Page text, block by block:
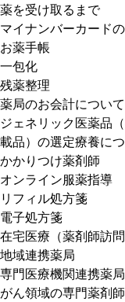
薬を受け取るまで
マイナンバーカード
お薬手帳
一包化
残薬整理
薬局のお会計につい
ジェネリック医薬品
載品）の選定療養に
かかりつけ薬剤師
オンライン服薬指導
リフィル処方箋
電子処方箋
在宅医療（薬剤師訪問
地域連携薬局
専門医療機関連携薬局
がん領域の専門薬剤師